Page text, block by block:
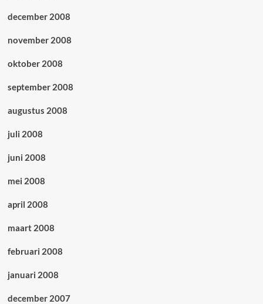
december 2008
november 2008
oktober 2008
september 2008
augustus 2008
juli 2008
juni 2008
mei 2008
april 2008
maart 2008
februari 2008
januari 2008
december 2007